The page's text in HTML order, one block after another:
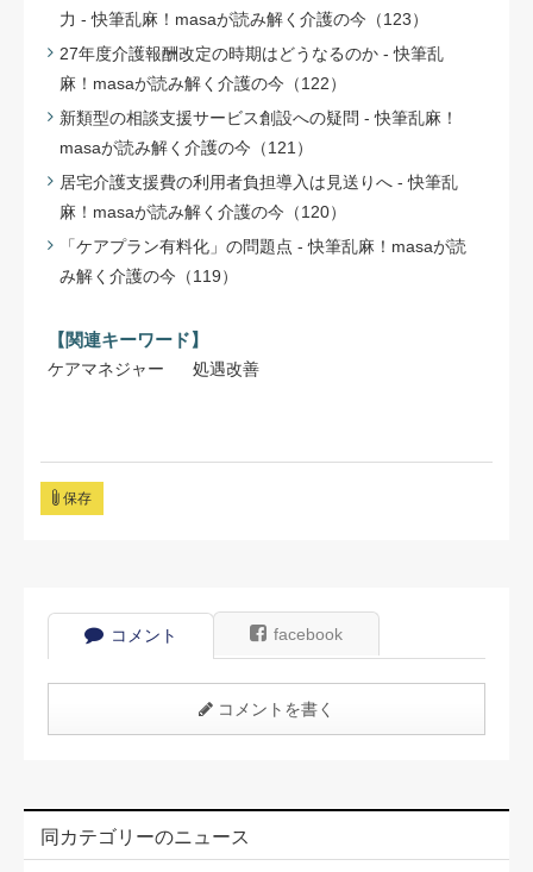
力 - 快筆乱麻！masaが読み解く介護の今（123）
27年度介護報酬改定の時期はどうなるのか - 快筆乱
麻！masaが読み解く介護の今（122）
新類型の相談支援サービス創設への疑問 - 快筆乱麻！
masaが読み解く介護の今（121）
居宅介護支援費の利用者負担導入は見送りへ - 快筆乱
麻！masaが読み解く介護の今（120）
「ケアプラン有料化」の問題点 - 快筆乱麻！masaが読
み解く介護の今（119）
【関連キーワード】
ケアマネジャー 処遇改善
保存
コメント facebook
コメントを書く
同カテゴリーのニュース